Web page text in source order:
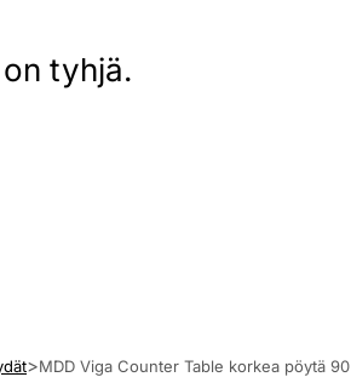
tyhjä.
MDD Viga Counter Table korkea pöytä 90